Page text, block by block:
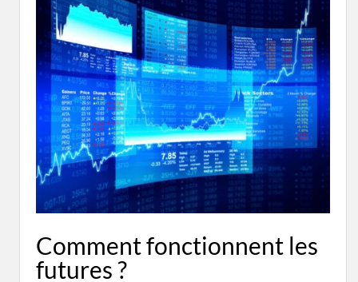
Comment fonctionnent les
futures ?